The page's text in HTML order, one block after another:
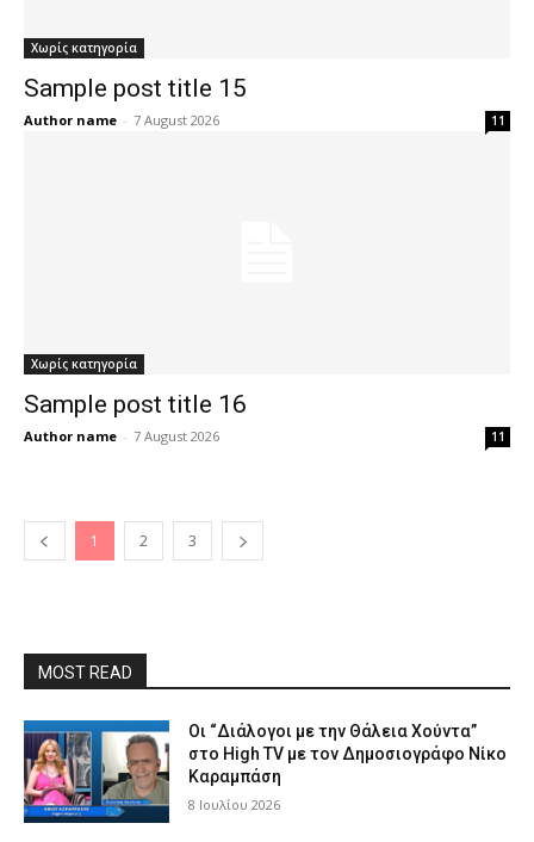
Χωρίς κατηγορία
Sample post title 15
Author name - 7 August 2026 11
Χωρίς κατηγορία
Sample post title 16
Author name - 7 August 2026 11
1 2 3
MOST READ
Οι “Διάλογοι με την Θάλεια Χούντα”
στο High TV με τον Δημοσιογράφο Νίκο
Καραμπάση
8 Ιουλίου 2026